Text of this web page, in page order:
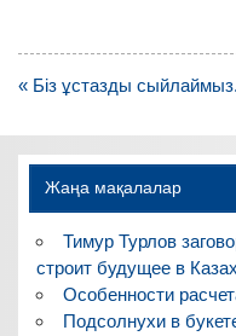
Навигация
записям
« Біз ұстазды сыйлаймыз.
Жаңа мақалалар
Тимур Турлов
строит будущее в
Особенности
Подсолнухи в